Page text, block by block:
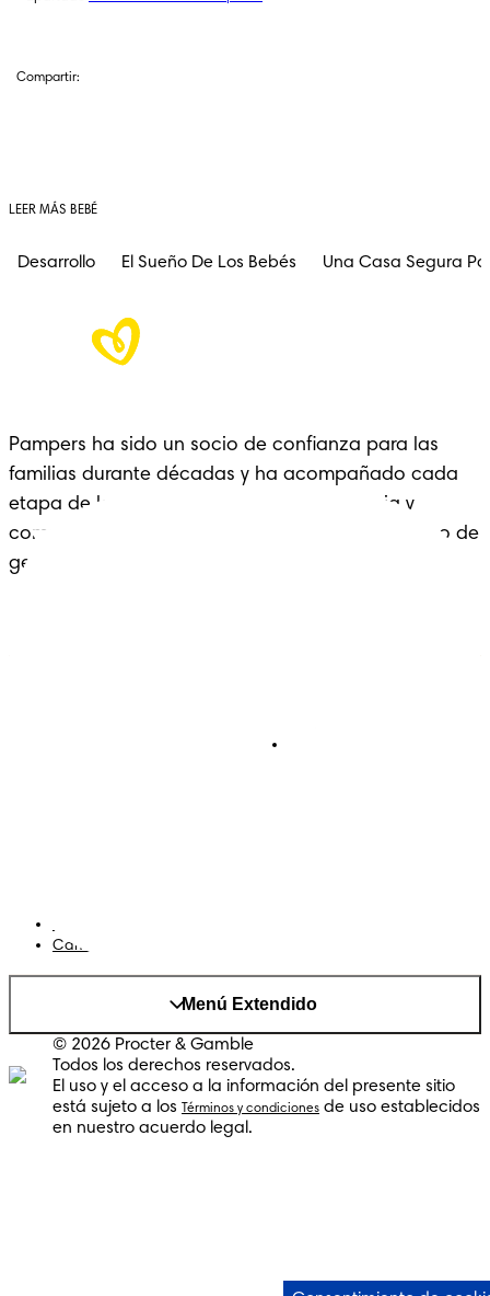
Compartir:
LEER MÁS BEBÉ
Desarrollo El Sueño De Los Bebés Una Casa Segura
Pampers ha sido un socio de confianza para las
familias durante décadas y ha acompañado cada
etapa de la crianza con cariño, experiencia y
comodidad: un legado que se extiende a lo largo de
generaciones.
Cambiar el país/region
Menú Extendido
© 2026 Procter & Gamble
Todos los derechos reservados.
El uso y el acceso a la información del presente sitio
está sujeto a los
Términos y condiciones de uso establecidos
en nuestro acuerdo legal.